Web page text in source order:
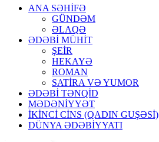
ANA SƏHİFƏ
GÜNDƏM
ƏLAQƏ
ƏDƏBİ MÜHİT
ŞEİR
HEKAYƏ
ROMAN
SATİRA VƏ YUMOR
ƏDƏBİ TƏNQİD
MƏDƏNİYYƏT
İKİNCİ CİNS (QADIN GUŞƏSİ)
DÜNYA ƏDƏBİYYATI